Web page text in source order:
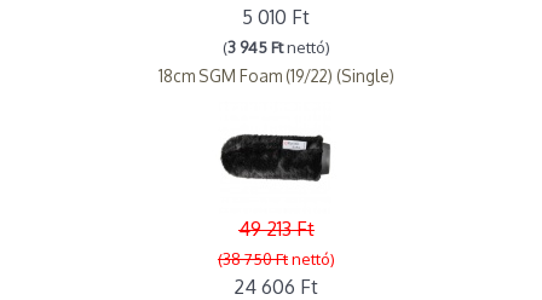
5 010 Ft
(3 945 Ftnettó)
18cm SGM Foam (19/22) (Single)
49 213 Ft
(38 750 Ftnettó)
24 606 Ft